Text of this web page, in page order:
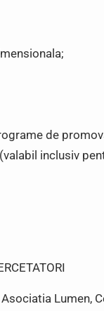
de
inclusiv
Lumen,